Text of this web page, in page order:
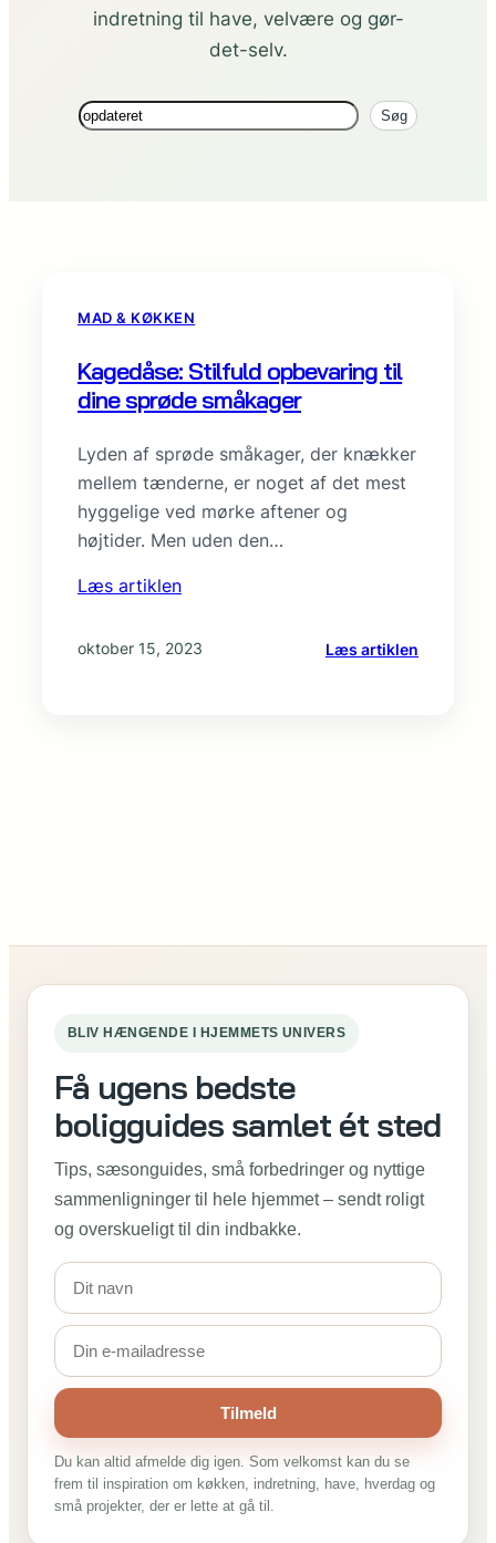
indretning til have, velvære og gør-
det-selv.
Søg Søg
MAD & KØKKEN
Kagedåse: Stilfuld opbevaring til
dine sprøde småkager
Lyden af sprøde småkager, der knækker
mellem tænderne, er noget af det mest
hyggelige ved mørke aftener og
højtider. Men uden den…
Læs artiklen
oktober 15, 2023 Læs artiklen
BLIV HÆNGENDE I HJEMMETS UNIVERS
Få ugens bedste
boligguides samlet ét sted
Tips, sæsonguides, små forbedringer og nyttige
sammenligninger til hele hjemmet – sendt roligt
og overskueligt til din indbakke.
Tilmeld
Du kan altid afmelde dig igen. Som velkomst kan du se
frem til inspiration om køkken, indretning, have, hverdag og
små projekter, der er lette at gå til.